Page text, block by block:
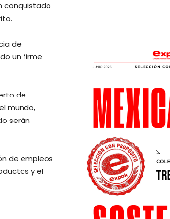
conquistado
de
un firme
de
mundo,
serán
de empleos
y el